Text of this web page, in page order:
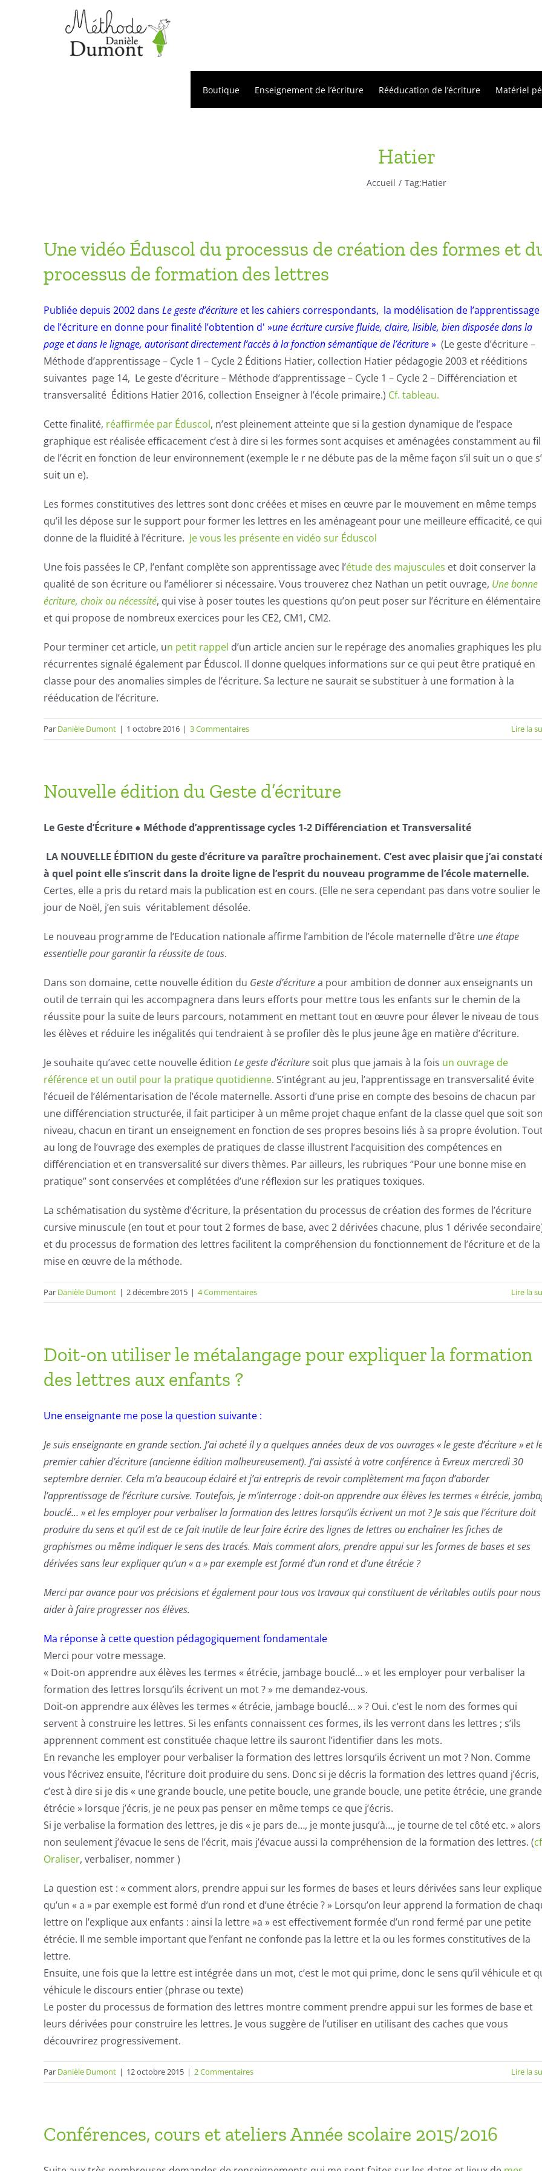
Boutique Enseignement de l’écriture Rééducation de l’écriture Matériel
Hatier
Accueil Tag:Hatier
Une vidéo Éduscol du processus de création des formes et
processus de formation des lettres
Publiée depuis 2002 dans Le geste d’écriture et les cahiers correspondants, la modélisation de l’apprentissage
de l’écriture en donne pour finalité l’obtention d' »une écriture cursive fluide, claire, lisible, bien disposée dans la
page et dans le lignage, autorisant directement l’accès à la fonction sémantique de l’écriture» (Le geste d’écriture–
Méthode d’apprentissage – Cycle 1 – Cycle 2 Éditions Hatier, collection Hatier pédagogie 2003 et rééditions
suivantes page 14, Le geste d’écriture– Méthode d’apprentissage – Cycle 1 – Cycle 2 – Différenciation et
transversalité Éditions Hatier 2016, collection Enseigner à l’école primaire.) Cf. tableau.
Cette finalité, réaffirmée par Éduscol, n’est pleinement atteinte que si la gestion dynamique de l’espace
graphique est réalisée efficacement c’est à dire si les formes sont acquises et aménagées constamment au fil
de l’écrit en fonction de leur environnement (exemple le r ne débute pas de la même façon s’il suit un o que
suit un e).
Les formes constitutives des lettres sont donc créées et mises en œuvre par le mouvement en même temps
qu’il les dépose sur le support pour former les lettres en les aménageant pour une meilleure efficacité, ce qui
donne de la fluidité à l’écriture. Je vous les présente en vidéo sur Éduscol
Une fois passées le CP, l’enfant complète son apprentissage avec l’étude des majuscules et doit conserver la
qualité de son écriture ou l’améliorer si nécessaire. Vous trouverez chez Nathan un petit ouvrage, Une bonne
écriture, choix ou nécessité, qui vise à poser toutes les questions qu’on peut poser sur l’écriture en élémentaire
et qui propose de nombreux exercices pour les CE2, CM1, CM2.
Pour terminer cet article, un petit rappel d’un article ancien sur le repérage des anomalies graphiques les
récurrentes signalé également par Éduscol. Il donne quelques informations sur ce qui peut être pratiqué en
classe pour des anomalies simples de l’écriture. Sa lecture ne saurait se substituer à une formation à la
rééducation de l’écriture.
Par Danièle Dumont | 1 octobre 2016 | 3 Commentaires Lire la
Nouvelle édition du Geste d’écriture
Le Geste d’Écriture ● Méthode d’apprentissage cycles 1-2 Différenciation et Transversalité
LA NOUVELLE ÉDITION du geste d’écriture va paraître prochainement. C’est avec plaisir que j’ai
à quel point elle s’inscrit dans la droite ligne de l’esprit du nouveau programme de l’école maternelle.
Certes, elle a pris du retard mais la publication est en cours. (Elle ne sera cependant pas dans votre soulier le
jour de Noël, j’en suis véritablement désolée.
Le nouveau programme de l’Education nationale affirme l’ambition de l’école maternelle d’être une étape
essentielle pour garantir la réussite de tous.
Dans son domaine, cette nouvelle édition du Geste d’écriturea pour ambition de donner aux enseignants un
outil de terrain qui les accompagnera dans leurs efforts pour mettre tous les enfants sur le chemin de la
réussite pour la suite de leurs parcours, notamment en mettant tout en œuvre pour élever le niveau de tous
les élèves et réduire les inégalités qui tendraient à se profiler dès le plus jeune âge en matière d’écriture.
Je souhaite qu’avec cette nouvelle édition Le geste d’écrituresoit plus que jamais à la fois un ouvrage de
référence et un outil pour la pratique quotidienne. S’intégrant au jeu, l’apprentissage en transversalité évite
l’écueil de l’élémentarisation de l’école maternelle. Assorti d’une prise en compte des besoins de chacun par
une différenciation structurée, il fait participer à un même projet chaque enfant de la classe quel que soit
niveau, chacun en tirant un enseignement en fonction de ses propres besoins liés à sa propre évolution.
au long de l’ouvrage des exemples de pratiques de classe illustrent l’acquisition des compétences en
différenciation et en transversalité sur divers thèmes. Par ailleurs, les rubriques ‘’Pour une bonne mise en
pratique’’ sont conservées et complétées d’une réflexion sur les pratiques toxiques.
La schématisation du système d’écriture, la présentation du processus de création des formes de l’écriture
cursive minuscule (en tout et pour tout 2 formes de base, avec 2 dérivées chacune, plus 1 dérivée
et du processus de formation des lettres facilitent la compréhension du fonctionnement de l’écriture et de la
mise en œuvre de la méthode.
Par Danièle Dumont | 2 décembre 2015 | 4 Commentaires Lire la
Doit-on utiliser le métalangage pour expliquer la formation
des lettres aux enfants ?
Une enseignante me pose la question suivante :
Je suis enseignante en grande section. J’ai acheté il y a quelques années deux de vos ouvrages « le geste d’écriture » et
premier cahier d’écriture (ancienne édition malheureusement). J’ai assisté à votre conférence à Evreux mercredi 30
septembre dernier. Cela m’a beaucoup éclairé et j’ai entrepris de revoir complètement ma façon d’aborder
l’apprentissage de l’écriture cursive. Toutefois, je m’interroge : doit-on apprendre aux élèves les termes « étrécie,
bouclé… » et les employer pourverbaliserla formation des lettres lorsqu’ils écrivent un mot ? Je sais que l’écriture doit
produire du sens et qu’il est de ce fait inutile de leur faire écrire des lignes de lettres ou enchaîner les fiches de
graphismes ou même indiquer le sens des tracés. Mais comment alors, prendre appui sur les formes de bases et ses
dérivées sans leur expliquer qu’un « a » par exemple est formé d’un rond et d’une étrécie ?
Merci par avance pour vos précisions et également pour tous vos travaux qui constituent de véritables outils pour nous
aider à faire progresser nos élèves.
Ma réponse à cette question pédagogiquement fondamentale
Merci pour votre message.
« Doit-on apprendre aux élèves les termes « étrécie, jambage bouclé… » et les employer pourverbaliser la
formation des lettres lorsqu’ils écrivent un mot ? » me demandez-vous.
Doit-on apprendre aux élèves les termes « étrécie, jambage bouclé… » ? Oui. c’est le nom des formes qui
servent à construire les lettres. Si les enfants connaissent ces formes, ils les verront dans les lettres ; s’ils
apprennent comment est constituée chaque lettre ils sauront l’identifier dans les mots.
En revanche les employer pourverbaliser la formation des lettres lorsqu’ils écrivent un mot ? Non. Comme
vous l’écrivez ensuite, l’écriture doit produire du sens. Donc si je décris la formation des lettres quand j’écris,
c’est à dire si je dis « une grande boucle, une petite boucle, une grande boucle, une petite étrécie, une grande
étrécie » lorsque j’écris, je ne peux pas penser en même temps ce que j’écris.
Si je verbalise la formation des lettres, je dis « je pars de…, je monte jusqu’à…, je tourne de tel côté etc. » alors
non seulement j’évacue le sens de l’écrit, mais j’évacue aussi la compréhension de la formation des lettres. (
Oraliser, verbaliser, nommer )
La question est : « comment alors, prendre appui sur les formes de bases et leurs dérivées sans leur
qu’un « a » par exemple est formé d’un rond et d’une étrécie ? » Lorsqu’on leur apprend la formation de
lettre on l’explique aux enfants : ainsi la lettre »a » est effectivement formée d’un rond fermé par une petite
étrécie. Il me semble important que l’enfant ne confonde pas la lettre et la ou les formes constitutives de la
lettre.
Ensuite, une fois que la lettre est intégrée dans un mot, c’est le mot qui prime, donc le sens qu’il véhicule et
véhicule le discours entier (phrase ou texte)
Le poster du processus de formation des lettres montre comment prendre appui sur les formes de base et
leurs dérivées pour construire les lettres. Je vous suggère de l’utiliser en utilisant des caches que vous
découvrirez progressivement.
Par Danièle Dumont | 12 octobre 2015 | 2 Commentaires Lire la
Conférences, cours et ateliers Année scolaire 2015/2016